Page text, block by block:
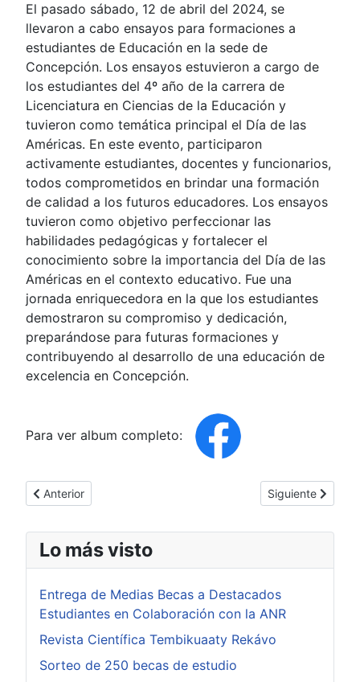
El pasado sábado, 12 de abril del 2024, se
llevaron a cabo ensayos para formaciones a
estudiantes de Educación en la sede de
Concepción. Los ensayos estuvieron a cargo de
los estudiantes del 4º año de la carrera de
Licenciatura en Ciencias de la Educación y
tuvieron como temática principal el Día de las
Américas. En este evento, participaron
activamente estudiantes, docentes y funcionarios,
todos comprometidos en brindar una formación
de calidad a los futuros educadores. Los ensayos
tuvieron como objetivo perfeccionar las
habilidades pedagógicas y fortalecer el
conocimiento sobre la importancia del Día de las
Américas en el contexto educativo. Fue una
jornada enriquecedora en la que los estudiantes
demostraron su compromiso y dedicación,
preparándose para futuras formaciones y
contribuyendo al desarrollo de una educación de
excelencia en Concepción.
Para ver album completo:
Artículo anterior: Conmemoración al día del árbol en
Anterior Artículo
Siguiente
Lo más visto
Entrega de Medias Becas a Destacados
Estudiantes en Colaboración con la ANR
Revista Científica Tembikuaaty Rekávo
Sorteo de 250 becas de estudio